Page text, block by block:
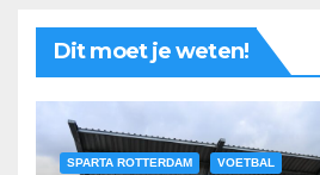
Dit moet je weten!
SPARTA ROTTERDAM VOETBAL